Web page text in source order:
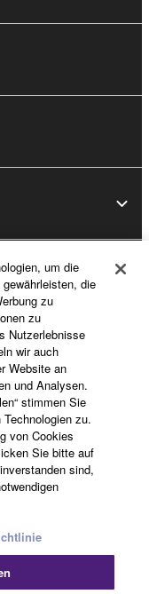
um die
die
zu
zu
Nutzerlebnisse
wir auch
Website an
und Analysen.
stimmen Sie
zu.
von Cookies
Sie bitte auf
sind,